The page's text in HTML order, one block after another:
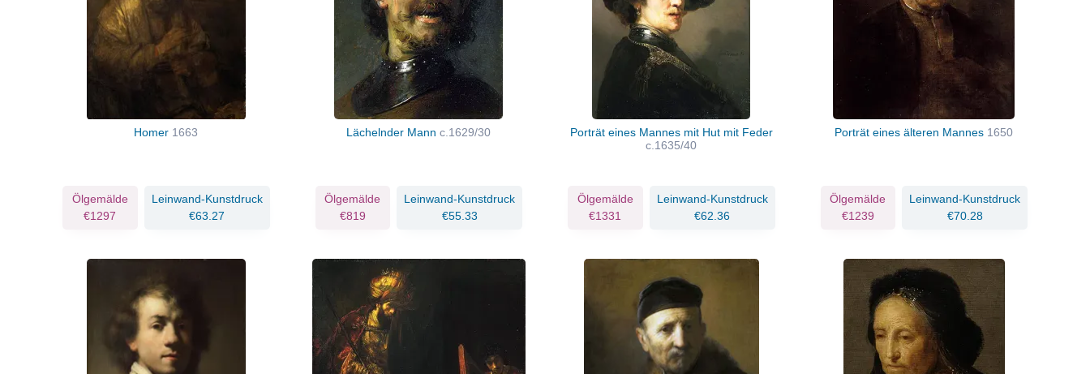
Homer 1663
Ölgemälde
€1297
Leinwand-Kunstdruck
€63.27
Lächelnder Mannc.1629/30
Ölgemälde
€819
Leinwand-Kunstdruck
€55.33
Porträt eines Mannes mit Hut mit Feder
c.1635/40
Ölgemälde
€1331
Leinwand-Kunstdruck
€62.36
Porträt eines älteren Mannes 1650
Ölgemälde
€1239
Leinwand-Kunstdruck
€70.28